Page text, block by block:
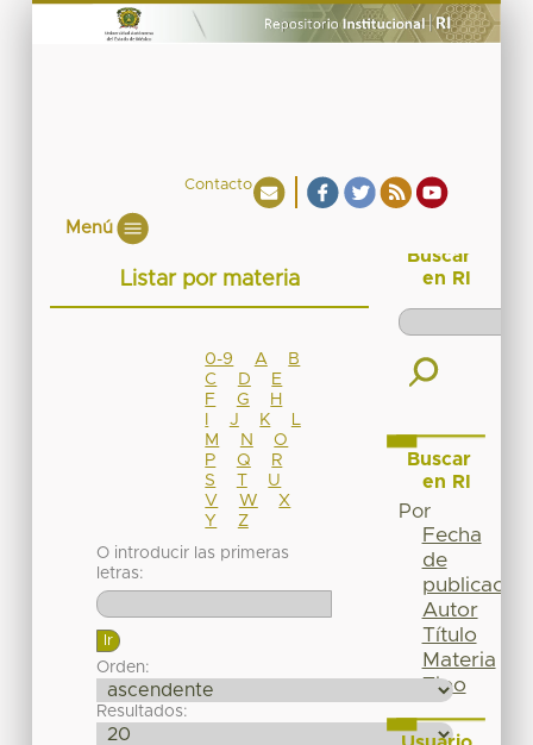
Contacto
Menú
Listar por materia
0-9 A
B
C
D
E
F
G
H
J K
M
N
O
P
Q
R
S
T
U
V
W
X
Y
Z
O introducir las primeras
letras:
Orden:
Resultados:
Buscar
en RI
Buscar
en RI
Por
Fecha
de
publicación
Autor
Título
Materia
Tipo